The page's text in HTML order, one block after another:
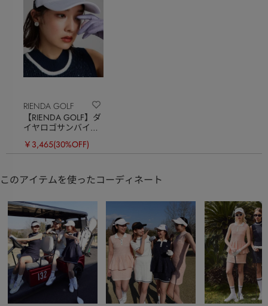
RIENDA GOLF
【RIENDA GOLF】ダ
イヤロゴサンバイザ
￥3,465(30%OFF)
このアイテムを使ったコーディネート